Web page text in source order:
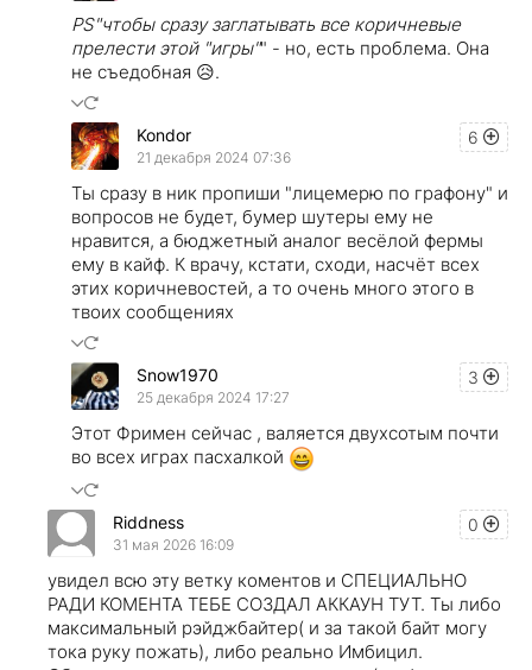
PS"чтобы сразу заглатывать все коричневые
прелести этой "игры"" - но, есть проблема. Она
не съедобная 😥.
6
Kondor
21 декабря 2024 07:36
Ты сразу в ник пропиши "лицемерю по графону" и
вопросов не будет, бумер шутеры ему не
нравится, а бюджетный аналог весёлой фермы
ему в кайф. К врачу, кстати, сходи, насчёт всех
этих коричневостей, а то очень много этого в
твоих сообщениях
3
Snow1970
25 декабря 2024 17:27
Этот Фримен сейчас , валяется двухсотым почти
во всех играх пасхалкой
0
Riddness
31 мая 2026 16:09
увидел всю эту ветку коментов и СПЕЦИАЛЬНО
РАДИ КОМЕНТА ТЕБЕ СОЗДАЛ АККАУН ТУТ. Ты либо
максимальный рэйджбайтер( и за такой байт могу
тока руку пожать), либо реально Имбицил.